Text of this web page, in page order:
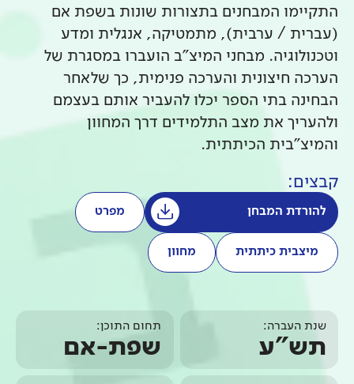
התקיימו המבחנים בתצורות שונות בשפת אם
(עברית / ערבית), מתמטיקה, אנגלית ומדע
וטכנולוגיה. מבחני המיצ"ב הועברו במסגרת של
הערכה חיצונית והערכה פנימית, כך שלאחר
הבחינה בתי הספר יכלו להעביר אותם בעצמם
ולהעריך את מצב התלמידים דרך המחוון
והמיצ"בית הכיתתית.
קבצים:
להורדת המבחן מפרט
מיצבית כיתתית מחוון
שנת העברה:
תש"ע
תחום התוכן:
שפת-אם